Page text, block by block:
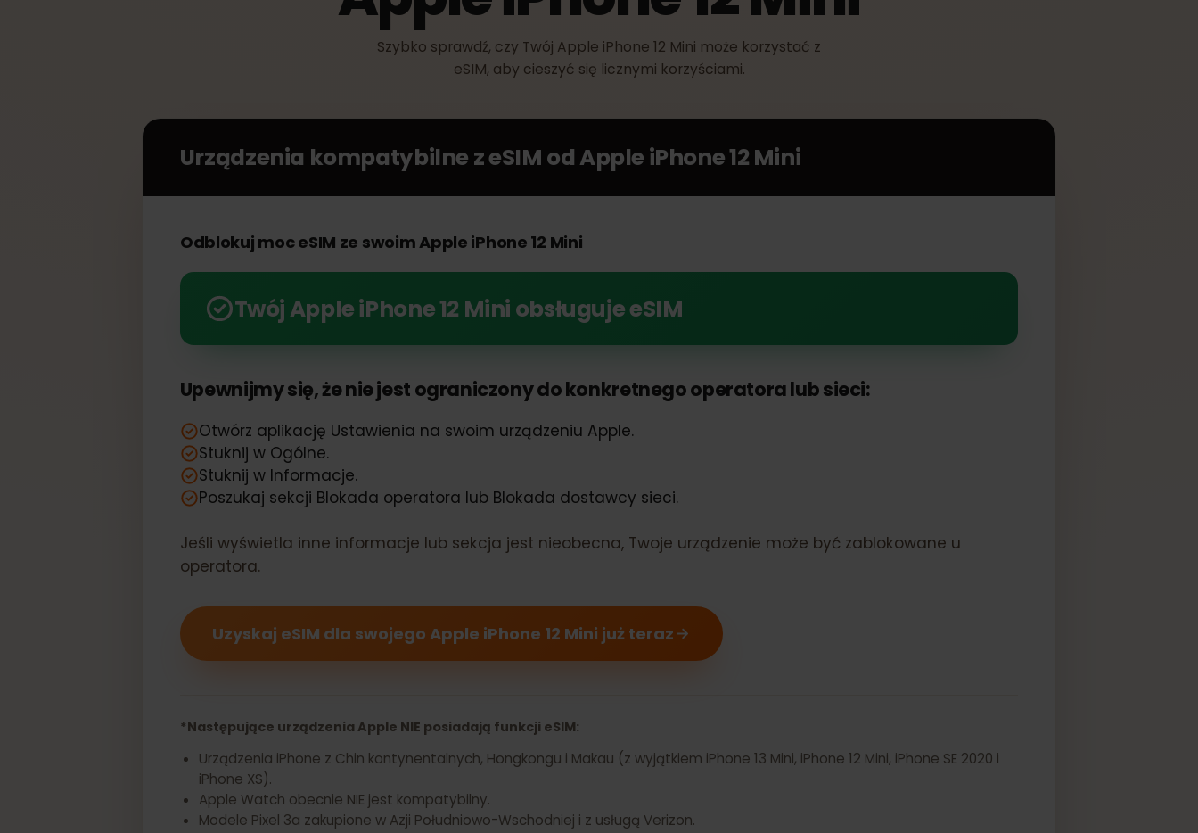
Apple iPhone 12 Mini
eSIM, aby cieszyć się licznymi korzyściami.
Odblokuj moc eSIM ze swoim Apple iPhone 12 Mini
Upewnijmy się, że nie jest ograniczony do konkretnego operatora lub sieci:
Otwórz aplikację Ustawienia na swoim urządzeniu Apple.
Stuknij w Informacje.
Poszukaj sekcji Blokada operatora lub Blokada dostawcy sieci.
Jeśli wyświetla inne informacje lub sekcja jest nieobecna, Twoje urządzenie może być zablokowane u
operatora.
*Następujące urządzenia Apple NIE posiadają funkcji eSIM: